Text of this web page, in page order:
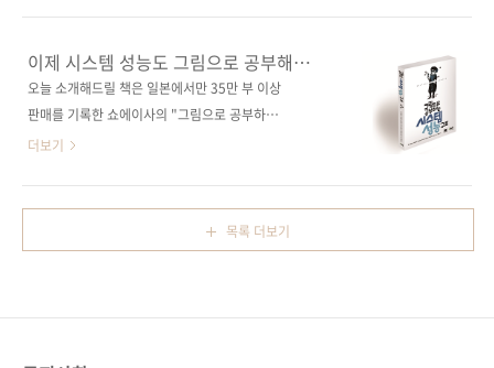
림으로 공부하는 시스템 성능 구조》가 일본에
를 받고 있는 것 같습니다. 군더더기 없는 설명과
그 설명을 잘 보여주는 그림의 어울림이 어필을
하고 있지 않나 추측해 봅니다. 이번에 펴내는
《그림으..
출간되었으니 책에서 설명하는 안드로이드 스튜
디오(Andorid Studio)의 버전은 0.8이었습니
다. 작년 8월부터 번역을 시작해서 늦어도 올 2
놈의 안드로이드 스튜디오가 베타 버전의 꼬리
표를 떼고 12월에 1.0 안정화 버전을 내놓더니
그 이후 업데이트 속도가 장난 아니게 빨라졌습
니다. 이후 1.1, 1.2, 1.3이 연이어 발표되었고,
이제 시스템 성능도 그림으로 공부해
볼까요?
오늘 소개해드릴 책은 일본에서만 35만 부 이상
판매를 기록한 쇼에이사의 "그림으로 공부하는"
시리즈 중 그 첫 번째 책입니다.(참고로, 이 시리
(그림으로 공부하는) 시리즈 전체 원서 보기 [24
시간 365일 서버/인프라를 지탱하는 기술]이 제
더보기
목록 더보기